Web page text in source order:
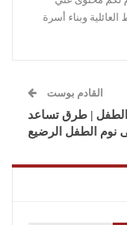
وبناء أسرة
القادم بوست
الطفل | طرق تساعد
نوم الطفل الرضيع